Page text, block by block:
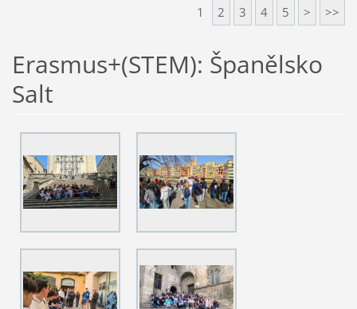
1 2 3 4 5 > >>
Erasmus+(STEM): Španělsko
Salt